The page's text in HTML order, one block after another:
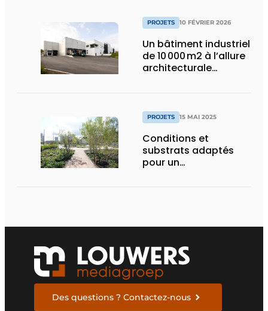
PROJETS 10 FÉVRIER 2026
Un bâtiment industriel
de 10 000 m2 à l’allure
architecturale
PROJETS 15 MAI 2025
Conditions et
substrats adaptés
pour un
Des questions ? Contactez-nous